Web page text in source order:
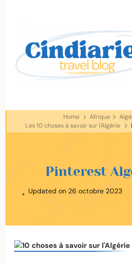
Home Afrique
Les 10 choses à savoir sur l'Algérie
Pinterest
Updated on 26 octobre 2023